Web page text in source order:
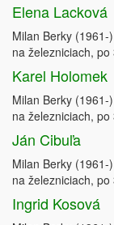
Elena Lacková
Milan Berky
na železniciach,
Karel Holomek
Milan Berky
na železniciach,
Ján Cibuľa
Milan Berky
na železniciach,
Ingrid Kosová